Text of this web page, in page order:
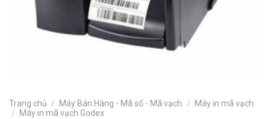
Trang chủ / Máy Bán Hàng - Mã số - Mã vạch /
Máy in mã vạch
/
Máy in mã vạch Godex